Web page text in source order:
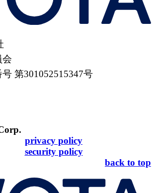
会
第301052515347号
privacy policy
security policy
back to top